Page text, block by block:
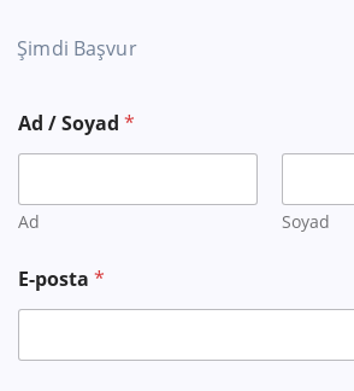
Şimdi Başvur
Ad / Soyad*
Ad Soyad
E-posta*